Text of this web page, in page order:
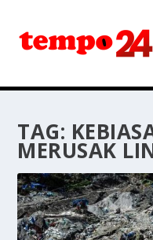
TAG:
MERUSAK